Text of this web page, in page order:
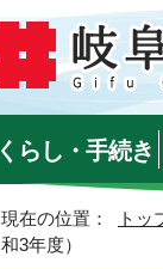
くらし・手続き
現在の位置： トッ
和3年度）